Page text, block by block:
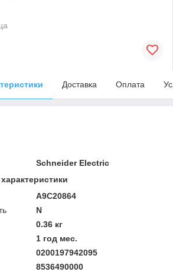
Доставка Оплата
Schneider Electric
A9C20864
N
0.36 кг
1 год мес.
0200197942095
8536490000